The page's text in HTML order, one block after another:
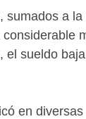
sumados a
sueldo
en